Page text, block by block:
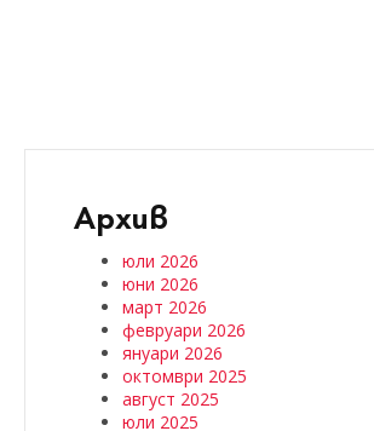
Архив
юли 2026
юни 2026
март 2026
февруари 2026
януари 2026
октомври 2025
август 2025
юли 2025